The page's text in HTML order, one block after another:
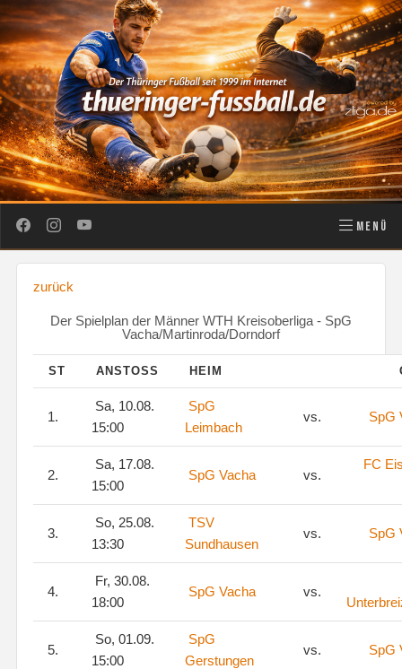
MENÜ
zurück
Der Spielplan der Männer WTH Kreisoberliga - SpG
Vacha/Martinroda/Dorndorf
ST ANSTOSS HEIM
1.
Sa, 10.08.
15:00
SpG
Leimbach
vs. SpG
2.
Sa, 17.08.
15:00
SpG Vacha vs.
FC
3.
So, 25.08.
13:30
TSV
Sundhausen
vs. SpG
4.
Fr, 30.08.
18:00
SpG Vacha vs.
5.
So, 01.09.
15:00
SpG
Gerstungen
vs. SpG